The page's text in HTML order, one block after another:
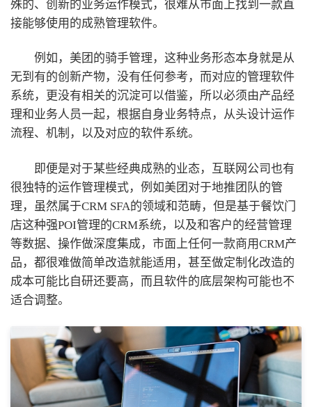
殊的、创新的业务运作模式，很难从市面上找到一款直
接能够使用的成熟管理软件。
例如，美团的骑手管理，这种业务形态本身就是从
无到有的创新产物，没有任何参考，而对应的管理软件
系统，更没有相关的沉淀可以借鉴，所以必须由产品经
理和业务人员一起，根据自身业务特点，从头设计运作
流程、机制，以及对应的软件系统。
即便是对于某些经典成熟的业态，互联网公司也有
很独特的运作管理模式，例如美团对于地推团队的管
理，虽然属于CRM SFA的领域和范畴，但是基于餐饮门
店这种强POI管理的CRM系统，以及和客户的经营管理
等数据、操作做深度集成，市面上任何一款商用CRM产
品，都很难做简单改造就能适用，甚至做定制化改造的
成本可能比自研还要高，而且软件的底层架构可能也不
适合调整。